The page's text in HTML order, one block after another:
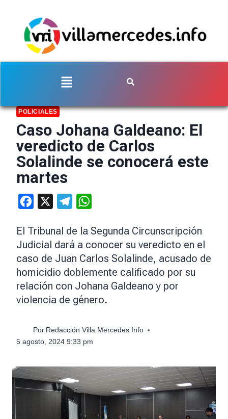
POLICIALES
Caso Johana Galdeano: El
veredicto de Carlos
Solalinde se conocerá este
martes
Facebook Telegram
El Tribunal de la Segunda Circunscripción
Judicial dará a conocer su veredicto en el
caso de Juan Carlos Solalinde, acusado de
homicidio doblemente calificado por su
relación con Johana Galdeano y por
violencia de género.
Por Redacción Villa Mercedes Info
5 agosto, 2024 9:33 pm